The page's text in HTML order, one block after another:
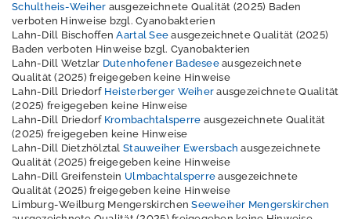
m
p
r
e
s
s
u
m
L
o
g
n
Schultheis-Weiher ausgezeichnete Qualität (2025) Baden
verboten Hinweise bzgl. Cyanobakterien
Lahn-Dill BischoffenAartal Seeausgezeichnete Qualität (2025)
Baden verboten Hinweise bzgl. Cyanobakterien
Lahn-Dill Wetzlar Dutenhofener Badeseeausgezeichnete
Qualität (2025) freigegeben keine Hinweise
Lahn-Dill Driedorf Heisterberger Weiherausgezeichnete Qualität
(2025) freigegeben keine Hinweise
Lahn-Dill Driedorf Krombachtalsperre ausgezeichnete Qualität
(2025) freigegeben keine Hinweise
Lahn-Dill Dietzhölztal Stauweiher Ewersbachausgezeichnete
Qualität (2025) freigegeben keine Hinweise
Lahn-Dill Greifenstein Ulmbachtalsperreausgezeichnete
Qualität (2025) freigegeben keine Hinweise
Limburg-Weilburg MengerskirchenSeeweiher Mengerskirchen